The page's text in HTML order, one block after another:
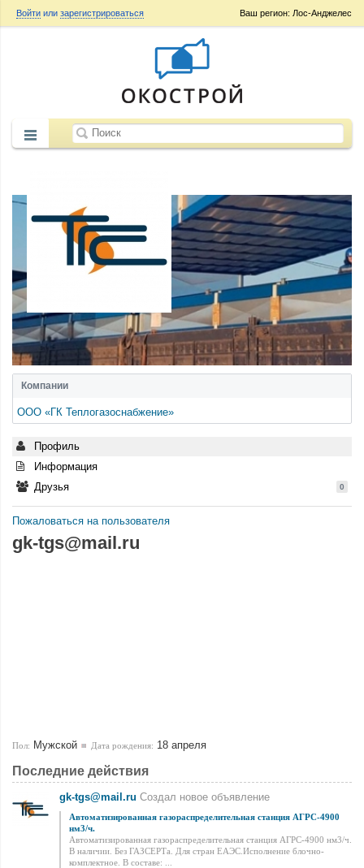
Ваш регион: Лос-Анджелес
Войти или зарегистрироваться
Компании
ООО «ГК Теплогазоснабжение»
Профиль
Информация
Друзья
0
Пожаловаться на пользователя
gk-tgs@mail.ru
Пол: Мужской Дата рождения: 18 апреля
Последние действия
gk-tgs@mail.ru Создал новое объявление
Автоматизированная газораспределительная станция АГРС-4900
нм3/ч.
Автоматизированная газораспределительная станция АГРС-4900 нм3/ч.
В наличии. Без ГАЗСЕРТа. Для стран ЕАЭС.Исполнение блочно-
комплектное. В составе: ...